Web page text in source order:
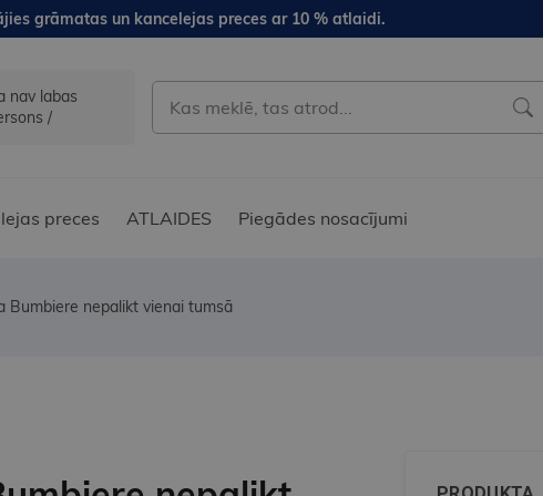
grāmatas un kancelejas preces ar 10 % atlaidi.
nav labas
/
preces ATLAIDES Piegādes nosacījumi
Bumbiere nepalikt vienai tumsā